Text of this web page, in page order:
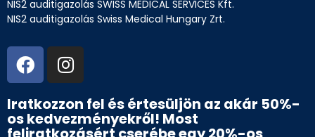
NIS2 auditigazolás SWISS MEDICAL SERVICES Kft.
NIS2 auditigazolás Swiss Medical Hungary Zrt.
Iratkozzon fel és értesüljön az akár 50%-
os kedvezményekről! Most